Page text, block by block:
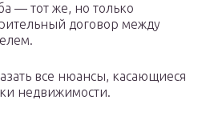
— тот же, но только
договор между
все нюансы, касающиеся
недвижимости.